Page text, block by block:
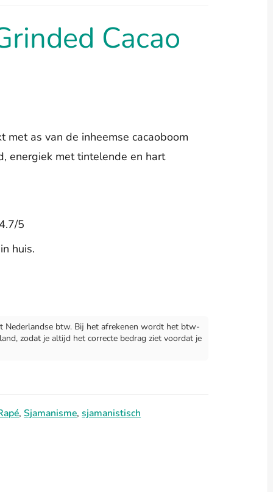
Cacao
met as van de inheemse cacaoboom
energiek met tintelende en hart
5
huis.
Nederlandse btw. Bij het afrekenen wordt het btw-
zodat je altijd het correcte bedrag ziet voordat je
,Sjamanisme,sjamanistisch